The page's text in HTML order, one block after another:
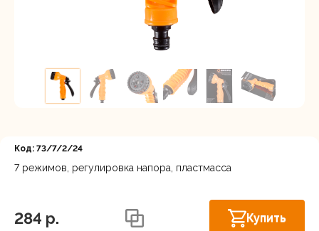
Код: 73/7/2/24
7 режимов, регулировка напора, пластмасса
284 p. Купить
В наличии